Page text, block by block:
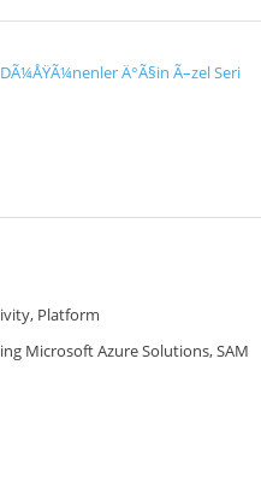
Ä°Ã§in Ã–zel Seri
Platform
Microsoft Azure Solutions, SAM